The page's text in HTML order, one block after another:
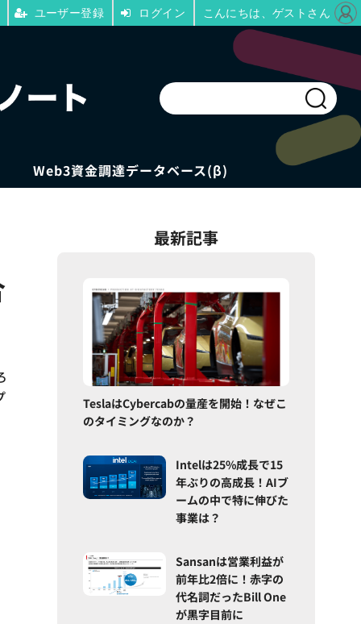
Web3資金調達データベース(β)
最新記事
TeslaはCybercabの量産を開始！なぜこ
のタイミングなのか？
Intelは25%成長で15
年ぶりの高成長！AIブ
ームの中で特に伸びた
事業は？
Sansanは営業利益が
前年比2倍に！赤字の
代名詞だったBill One
が黒字目前に
ユーザー登録 ログイン こんにちは、ゲストさん